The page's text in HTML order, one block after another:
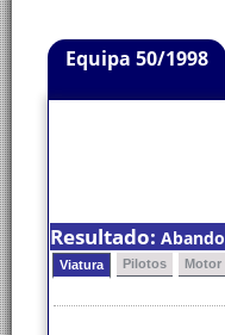
Equipa 50/1998
Resultado:
Viatura Pilotos Motor